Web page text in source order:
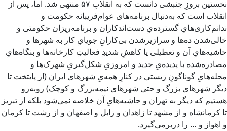
نخستین بروزِ جنبشی دانست که به انقلابِ ۵۷ منتهی شد. اما، پس از
انقلاب است که به‌دنبال برنامه‌های عوام‌فریبانه حکومت و
ندانم‌کاری‌هایِ گسترده‌یِ دست‌اندکاران و برنامه‌ریزان حکومتی و
خالی‌شدن ده‌ها و سرازیرشدن بی‌کارانِ جویای‌ِ کار به شهرها و
حاشیه‌هایِ آن و تعطیلی یا کاهشِ شدیدِ فعالیتِ کارخانه‌ها و بنگاه‌هایِ
مصادره‌شده با پدیده‌یِ جدید و امروزیِ شکل‌گیریِ شهرک‌ها و
محله‌هایِ گوناگونِ زیستی در کنارِ همه‌یِ شهرهای ایران (از پایتخت تا
دیگر شهرهای بزرگ و حتی شهرهای نیمه‌بزرگ و کوچک) روبه‌رو
هستیم که دیگر به تهران و حاشیه‌هایِ آن خلاصه نمی‌شود بلکه از تبریز
تا کرمانشاه و از مشهد تا زاهدان و زابل و اصفهان و از رشت تا کرمان
و اهواز و … را دربرمی‌گیرد.